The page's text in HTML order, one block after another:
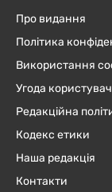
Про видання
Політика
Використання
Угода
Редакційна
Кодекс етики
Наша редакція
Контакти